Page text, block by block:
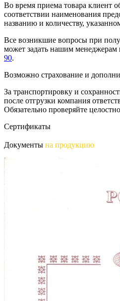
Во время приема товара клиент
соответствии наименования
названию и количеству,
Все возникшие вопросы при
может задать нашим менеджерам
90.
Возможно страхование и
За транспортировку и
после отгрузки компания
Обязательно проверяйте
Сертификаты
Документы на продукцию